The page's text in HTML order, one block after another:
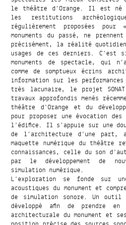
le théâtre d’Orange. Il est né
les restitutions
régulièrement proposées
monuments du passé, ne
précisément, la réalité
usages de ces derniers. C’est
monuments de spectacle, qui
comme de somptueux écrins
information sur les
très lacunaire, le projet
travaux approfondis menés
théâtre d’Orange et du
pour proposer une évocation
l’édifice. Il s’appuie sur une
de l’architecture d’une part,
maquette numérique du théâtre
connaissances, celle du son
par le développement de
simulation numérique.
L’exploration se fonde sur
acoustiques du monument et
de simulation sonore. Un outil
développé afin de prendre en
architecturale du monument et